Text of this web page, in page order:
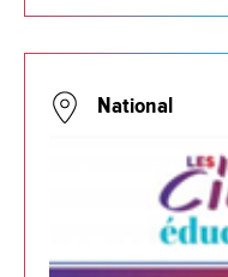
National